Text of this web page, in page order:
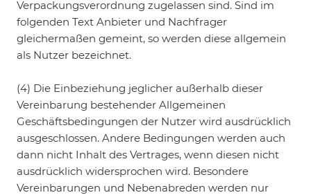
Verpackungsverordnung zugelassen sind. Sind im
folgenden Text Anbieter und Nachfrager
gleichermaßen gemeint, so werden diese allgemein
als Nutzer bezeichnet.
(4) Die Einbeziehung jeglicher außerhalb dieser
Vereinbarung bestehender Allgemeinen
Geschäftsbedingungen der Nutzer wird ausdrücklich
ausgeschlossen. Andere Bedingungen werden auch
dann nicht Inhalt des Vertrages, wenn diesen nicht
ausdrücklich widersprochen wird. Besondere
Vereinbarungen und Nebenabreden werden nur